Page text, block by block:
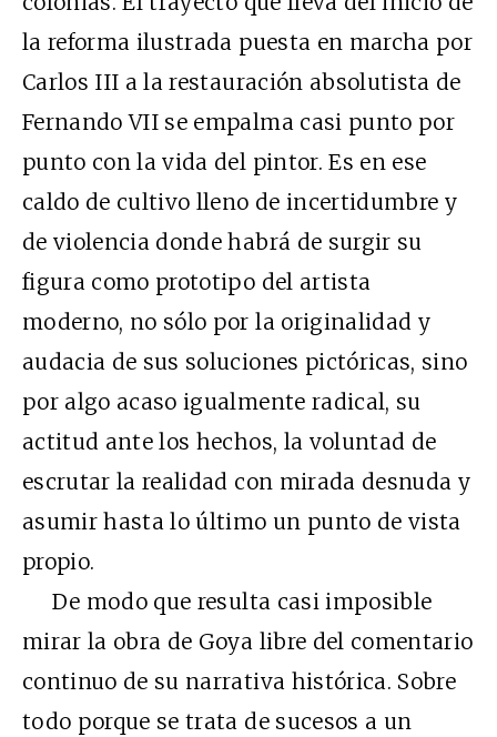
la reforma ilustrada puesta en marcha por
Carlos III a la restauración absolutista de
Fernando VII se empalma casi punto por
punto con la vida del pintor. Es en ese
caldo de cultivo lleno de incertidumbre y
de violencia donde habrá de surgir su
figura como prototipo del artista
moderno, no sólo por la originalidad y
audacia de sus soluciones pictóricas, sino
por algo acaso igualmente radical, su
actitud ante los hechos, la voluntad de
escrutar la realidad con mirada desnuda y
asumir hasta lo último un punto de vista
propio.
De modo que resulta casi imposible
mirar la obra de Goya libre del comentario
continuo de su narrativa histórica. Sobre
todo porque se trata de sucesos a un